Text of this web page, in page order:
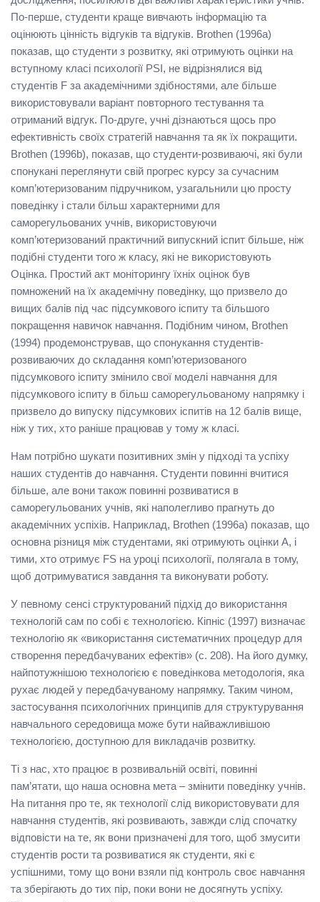
По-перше, студенти краще вивчають інформацію та
оцінюють цінність відгуків та відгуків. Brothen (1996a)
показав, що студенти з розвитку, які отримують оцінки на
вступному класі психології PSI, не відрізнялися від
студентів F за академічними здібностями, але більше
використовували варіант повторного тестування та
отриманий відгук. По-друге, учні дізнаються щось про
ефективність своїх стратегій навчання та як їх покращити.
Brothen (1996b), показав, що студенти-розвиваючі, які були
спонукані переглянути свій прогрес курсу за сучасним
комп’ютеризованим підручником, узагальнили цю просту
поведінку і стали більш характерними для
саморегульованих учнів, використовуючи
комп’ютеризований практичний випускний іспит більше, ніж
подібні студенти того ж класу, які не використовують
Оцінка. Простий акт моніторингу їхніх оцінок був
помножений на їх академічну поведінку, що призвело до
вищих балів під час підсумкового іспиту та більшого
покращення навичок навчання. Подібним чином, Brothen
(1994) продемонстрував, що спонукання студентів-
розвиваючих до складання комп’ютеризованого
підсумкового іспиту змінило свої моделі навчання для
підсумкового іспиту в більш саморегульованому напрямку і
призвело до випуску підсумкових іспитів на 12 балів вище,
ніж у тих, хто раніше працював у тому ж класі.
Нам потрібно шукати позитивних змін у підході та успіху
наших студентів до навчання. Студенти повинні вчитися
більше, але вони також повинні розвиватися в
саморегульованих учнів, які наполегливо прагнуть до
академічних успіхів. Наприклад, Brothen (1996a) показав, що
основна різниця між студентами, які отримують оцінки A, і
тими, хто отримує FS на уроці психології, полягала в тому,
щоб дотримуватися завдання та виконувати роботу.
У певному сенсі структурований підхід до використання
технологій сам по собі є технологією. Кіпніс (1997) визначає
технологію як «використання систематичних процедур для
створення передбачуваних ефектів» (с. 208). На його думку,
найпотужнішою технологією є поведінкова методологія, яка
рухає людей у передбачуваному напрямку. Таким чином,
застосування психологічних принципів для структурування
навчального середовища може бути найважливішою
технологією, доступною для викладачів розвитку.
Ті з нас, хто працює в розвивальній освіті, повинні
пам’ятати, що наша основна мета – змінити поведінку учнів.
На питання про те, як технології слід використовувати для
навчання студентів, які розвивають, завжди слід спочатку
відповісти на те, як вони призначені для того, щоб змусити
студентів рости та розвиватися як студенти, які є
успішними, тому що вони взяли під контроль своє навчання
та зберігають до тих пір, поки вони не досягнуть успіху.